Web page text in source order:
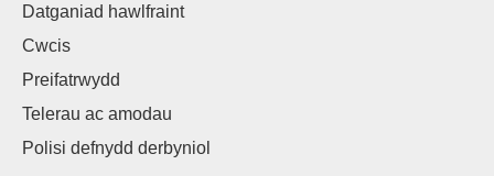
Datganiad hawlfraint
Cwcis
Preifatrwydd
Telerau ac amodau
Polisi defnydd derbyniol